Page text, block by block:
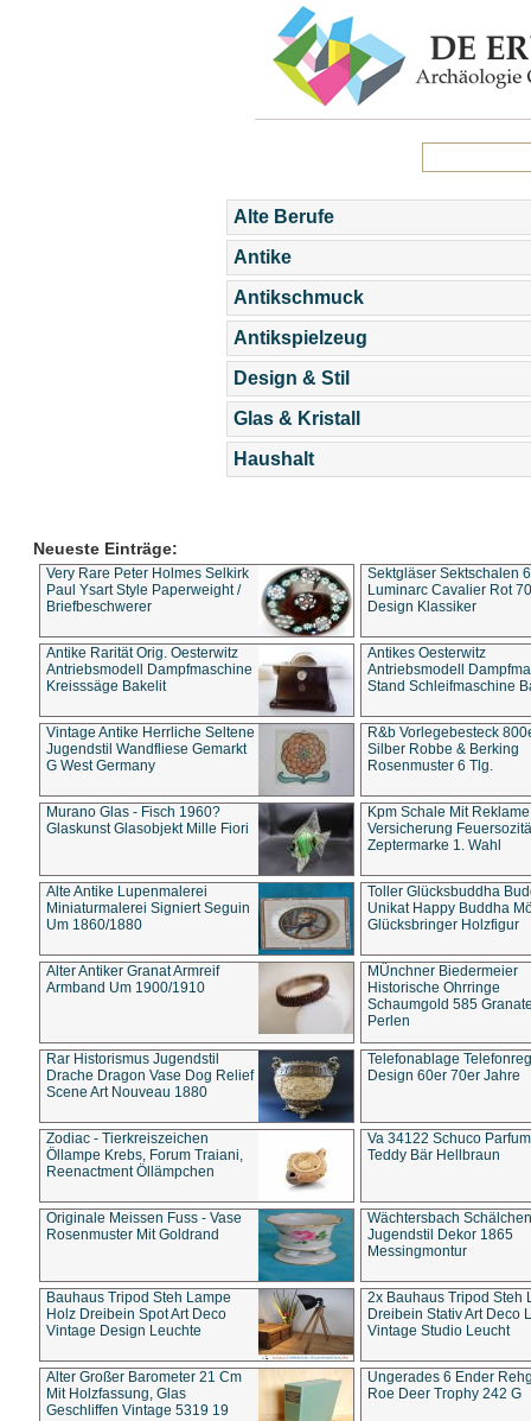
Alte Berufe
Antike
Antikschmuck
Antikspielzeug
Design & Stil
Glas & Kristall
Haushalt
Neueste Einträge:
Very Rare Peter Holmes Selkirk
Paul Ysart Style Paperweight /
Briefbeschwerer
Sektgläser Sektschalen
Luminarc Cavalier Rot
Design Klassiker
Antike Rarität Orig. Oesterwitz
Antriebsmodell Dampfmaschine
Kreisssäge Bakelit
Antikes Oesterwitz
Antriebsmodell
Stand Schleifmaschine
Vintage Antike Herrliche Seltene
Jugendstil Wandfliese Gemarkt
G West Germany
R&b Vorlegebesteck
Silber Robbe & Berking
Rosenmuster 6 Tlg.
Murano Glas - Fisch 1960?
Glaskunst Glasobjekt Mille Fiori
Kpm Schale Mit Reklame
Versicherung
Zeptermarke 1. Wahl
Alte Antike Lupenmalerei
Miniaturmalerei Signiert Seguin
Um 1860/1880
Toller Glücksbuddha
Unikat Happy Buddha
Glücksbringer Holzfigur
Alter Antiker Granat Armreif
Armband Um 1900/1910
MÜnchner Biedermeier
Historische Ohrringe
Schaumgold 585
Perlen
Rar Historismus Jugendstil
Drache Dragon Vase Dog Relief
Scene Art Nouveau 1880
Telefonablage
Design 60er 70er Jahre
Zodiac - Tierkreiszeichen
Öllampe Krebs, Forum Traiani,
Reenactment Öllämpchen
Va 34122 Schuco
Teddy Bär Hellbraun
Originale Meissen Fuss - Vase
Rosenmuster Mit Goldrand
Wächtersbach Schälchen
Jugendstil Dekor 1865
Messingmontur
Bauhaus Tripod Steh Lampe
Holz Dreibein Spot Art Deco
Vintage Design Leuchte
2x Bauhaus Tripod Steh
Dreibein Stativ Art Deco
Vintage Studio Leucht
Alter Großer Barometer 21 Cm
Mit Holzfassung, Glas
Geschliffen Vintage 5319 19
Ungerades 6 Ender
Roe Deer Trophy 242 G